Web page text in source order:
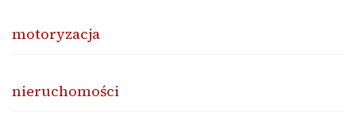
motoryzacja
nieruchomości